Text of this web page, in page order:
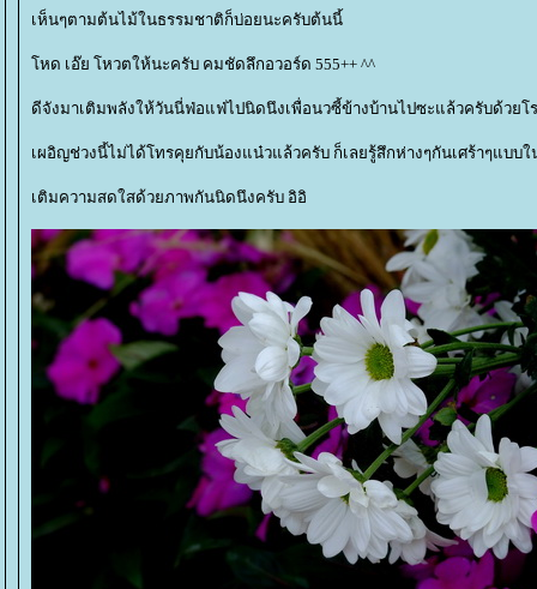
เห็นๆตามต้นไม้ในธรรมชาติก็บ่อยนะครับต้นนี้
หด เอ๊ย โหวตให้นะครับ คมชัดลึกอวอร์ด 555++ ^^
ดีจังมาเติมพลังให้วันนี่ฟ่อแฟ่ไปนิดนึงเพื่อนวซี้ข้างบ้านไปซะแล้วครับด้วยโ
เผอิญช่วงนี้ไม่ได้โทรคุยกับน้องแน๋วแล้วครับ ก็เลยรู้สึกห่างๆกันเศร้าๆแบบใ
เติมความสดใสด้วยภาพกันนิดนึงครับ อิอิ